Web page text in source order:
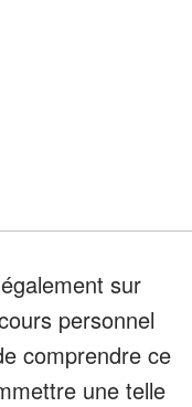
sur
personnel
comprendre ce
une telle